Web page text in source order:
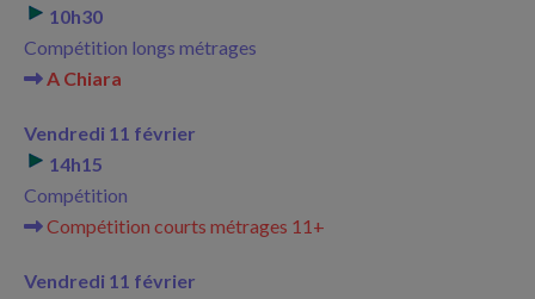
10h30
Compétition longs métrages
A Chiara
Vendredi 11 février
14h15
Compétition
Compétition courts métrages 11+
Vendredi 11 février